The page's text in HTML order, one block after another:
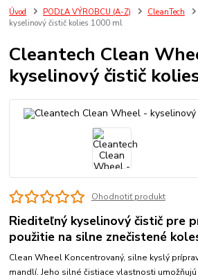
Úvod PODĽA VÝROBCU (A-Z) CleanTech
kyselinový čistič kolies 1000 ml
Cleantech Clean
kyselinový čistič
Ohodnotiť produkt
Riediteľný kyselinový čistič pre
použitie na silne znečistené
Clean Wheel Koncentrovaný, silne kyslý
mandlí. Jeho silné čistiace vlastnosti